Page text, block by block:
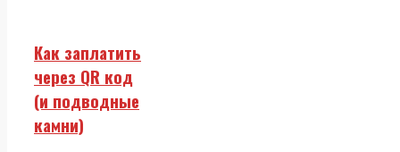
Как заплатить
через QR код
(и подводные
камни)